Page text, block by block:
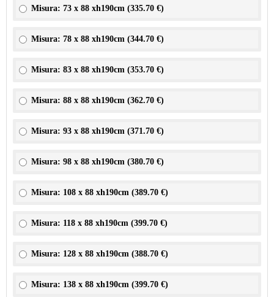
Misura: 73 x 88 xh190cm (335.70 €)
Misura: 78 x 88 xh190cm (344.70 €)
Misura: 83 x 88 xh190cm (353.70 €)
Misura: 88 x 88 xh190cm (362.70 €)
Misura: 93 x 88 xh190cm (371.70 €)
Misura: 98 x 88 xh190cm (380.70 €)
Misura: 108 x 88 xh190cm (389.70 €)
Misura: 118 x 88 xh190cm (399.70 €)
Misura: 128 x 88 xh190cm (388.70 €)
Misura: 138 x 88 xh190cm (399.70 €)